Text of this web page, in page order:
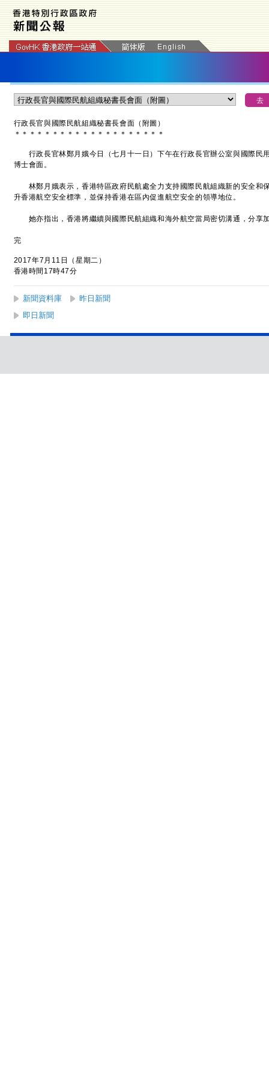
行政長官與國際民航組織秘書長會面 （附圖）
＊ ＊ ＊ ＊ ＊ ＊ ＊ ＊ ＊ ＊ ＊ ＊ ＊ ＊ ＊ ＊ ＊ ＊ ＊ ＊
行政長官林鄭月娥今日（七月十一日）下午在行政長官辦公室與國際民
博士會面。
林鄭月娥表示，香港特區政府民航處全力支持國際民航組織新的安全和
升香港航空安全標準，並保持香港在區內促進航空安全的領導地位。
她亦指出，香港將繼續與國際民航組織和海外航空當局密切溝通，分享
完
2017年7月11日（星期二）
香港時間17時47分
新聞資料庫
昨日新聞
即日新聞